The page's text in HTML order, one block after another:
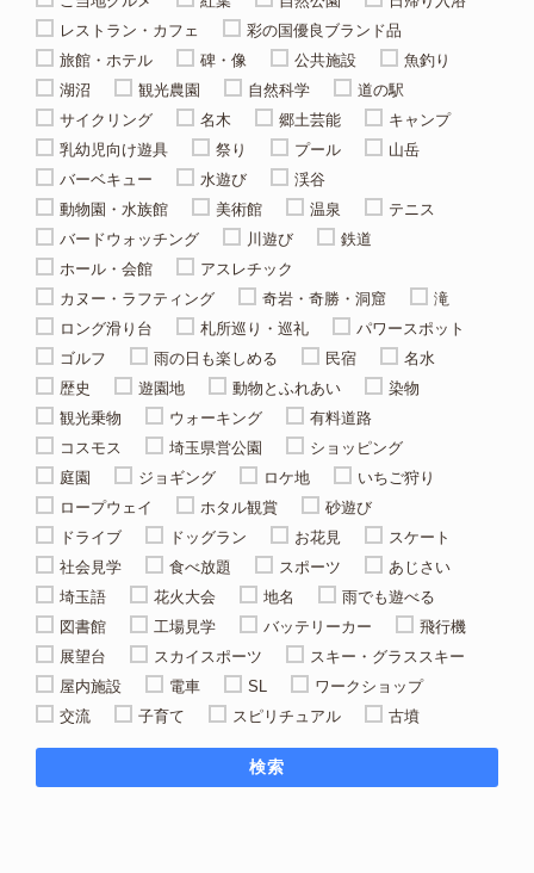
レストラン・カフェ
彩の国優良ブランド品
旅館・ホテル
碑・像 公共施設
魚釣り
湖沼
観光農園 自然科学
道の駅
サイクリング
名木 郷土芸能
キャンプ
乳幼児向け遊具
祭り プール
山岳
バーベキュー
水遊び
渓谷
動物園・水族館
美術館 温泉
テニス
バードウォッチング
川遊び
鉄道
ホール・会館
アスレチック
カヌー・ラフティング
奇岩・奇勝・洞窟
滝
ロング滑り台
札所巡り・巡礼
パワースポット
ゴルフ
雨の日も楽しめる 民宿
名水
歴史
遊園地 動物とふれあい
染物
観光乗物
ウォーキング
有料道路
コスモス
埼玉県営公園
ショッピング
庭園
ジョギング ロケ地
いちご狩り
ロープウェイ
ホタル観賞
砂遊び
ドライブ
ドッグラン お花見
スケート
社会見学
食べ放題 スポーツ
あじさい
埼玉語
花火大会 地名
雨でも遊べる
図書館
工場見学 バッテリーカー
飛行機
展望台
スカイスポーツ
スキー・グラススキー
屋内施設
電車 SL
ワークショップ
交流
子育て スピリチュアル 古墳
検索